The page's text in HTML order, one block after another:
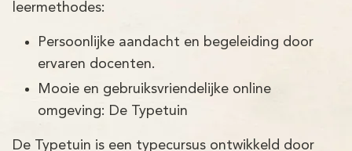
leermethodes:
Persoonlijke aandacht en begeleiding door
ervaren docenten.
Mooie en gebruiksvriendelijke online
omgeving: De Typetuin
De Typetuin is een typecursus ontwikkeld door